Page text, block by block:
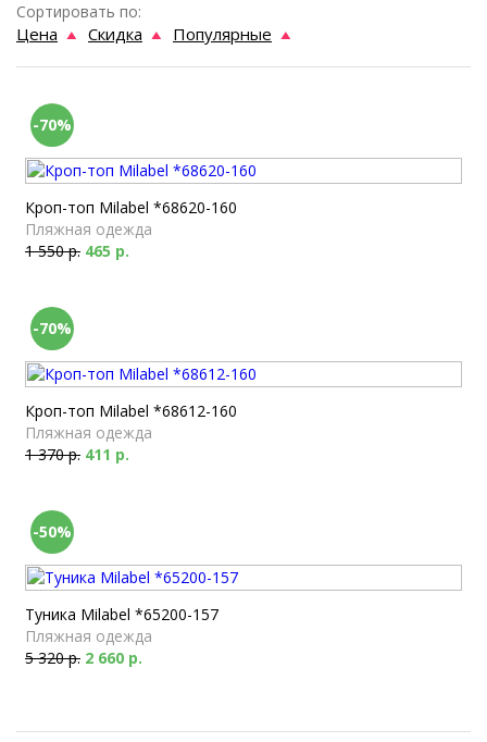
Сортировать по:
Цена Скидка Популярные
-70%
Кроп-топ Milabel *68620-160
Пляжная одежда
1 550 р. 465 р.
-70%
Кроп-топ Milabel *68612-160
Пляжная одежда
1 370 р. 411 р.
-50%
Туника Milabel *65200-157
Пляжная одежда
5 320 р. 2 660 р.